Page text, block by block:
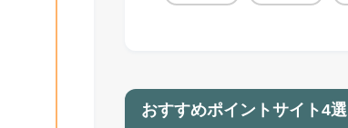
おすすめポイントサイト4選